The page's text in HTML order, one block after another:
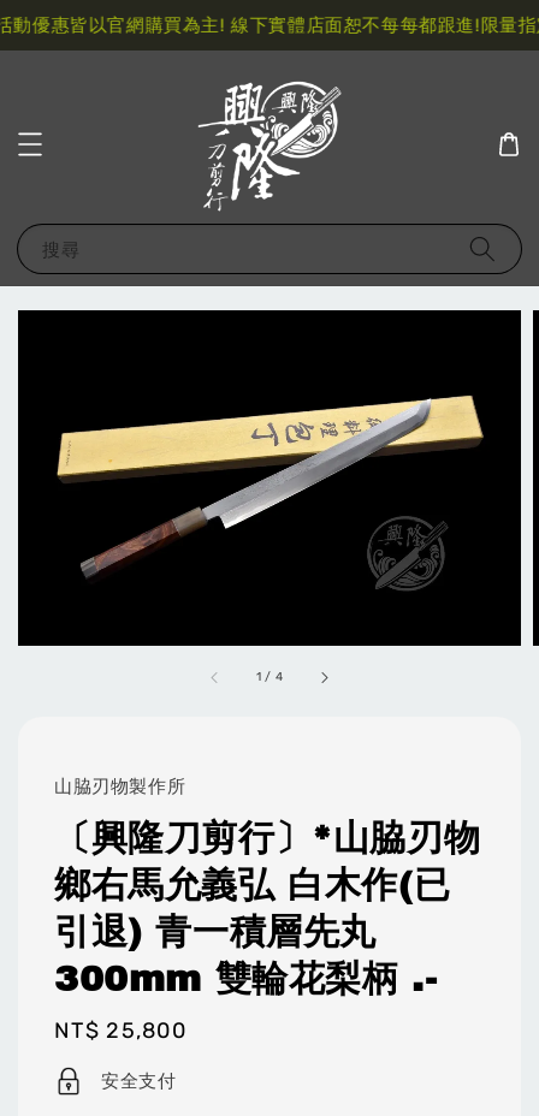
優惠皆以官網購買為主! 線下實體店面恕不每每都跟進!限量指
搜尋
1 / 4
山脇刃物製作所
〔興隆刀剪行〕*山脇刃物
鄉右馬允義弘 白木作(已
引退) 青一積層先丸
300mm 雙輪花梨柄 .-
Regular
price
NT$ 25,800
安全支付